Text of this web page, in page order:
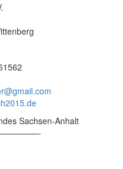
Sachsen-Anhalt